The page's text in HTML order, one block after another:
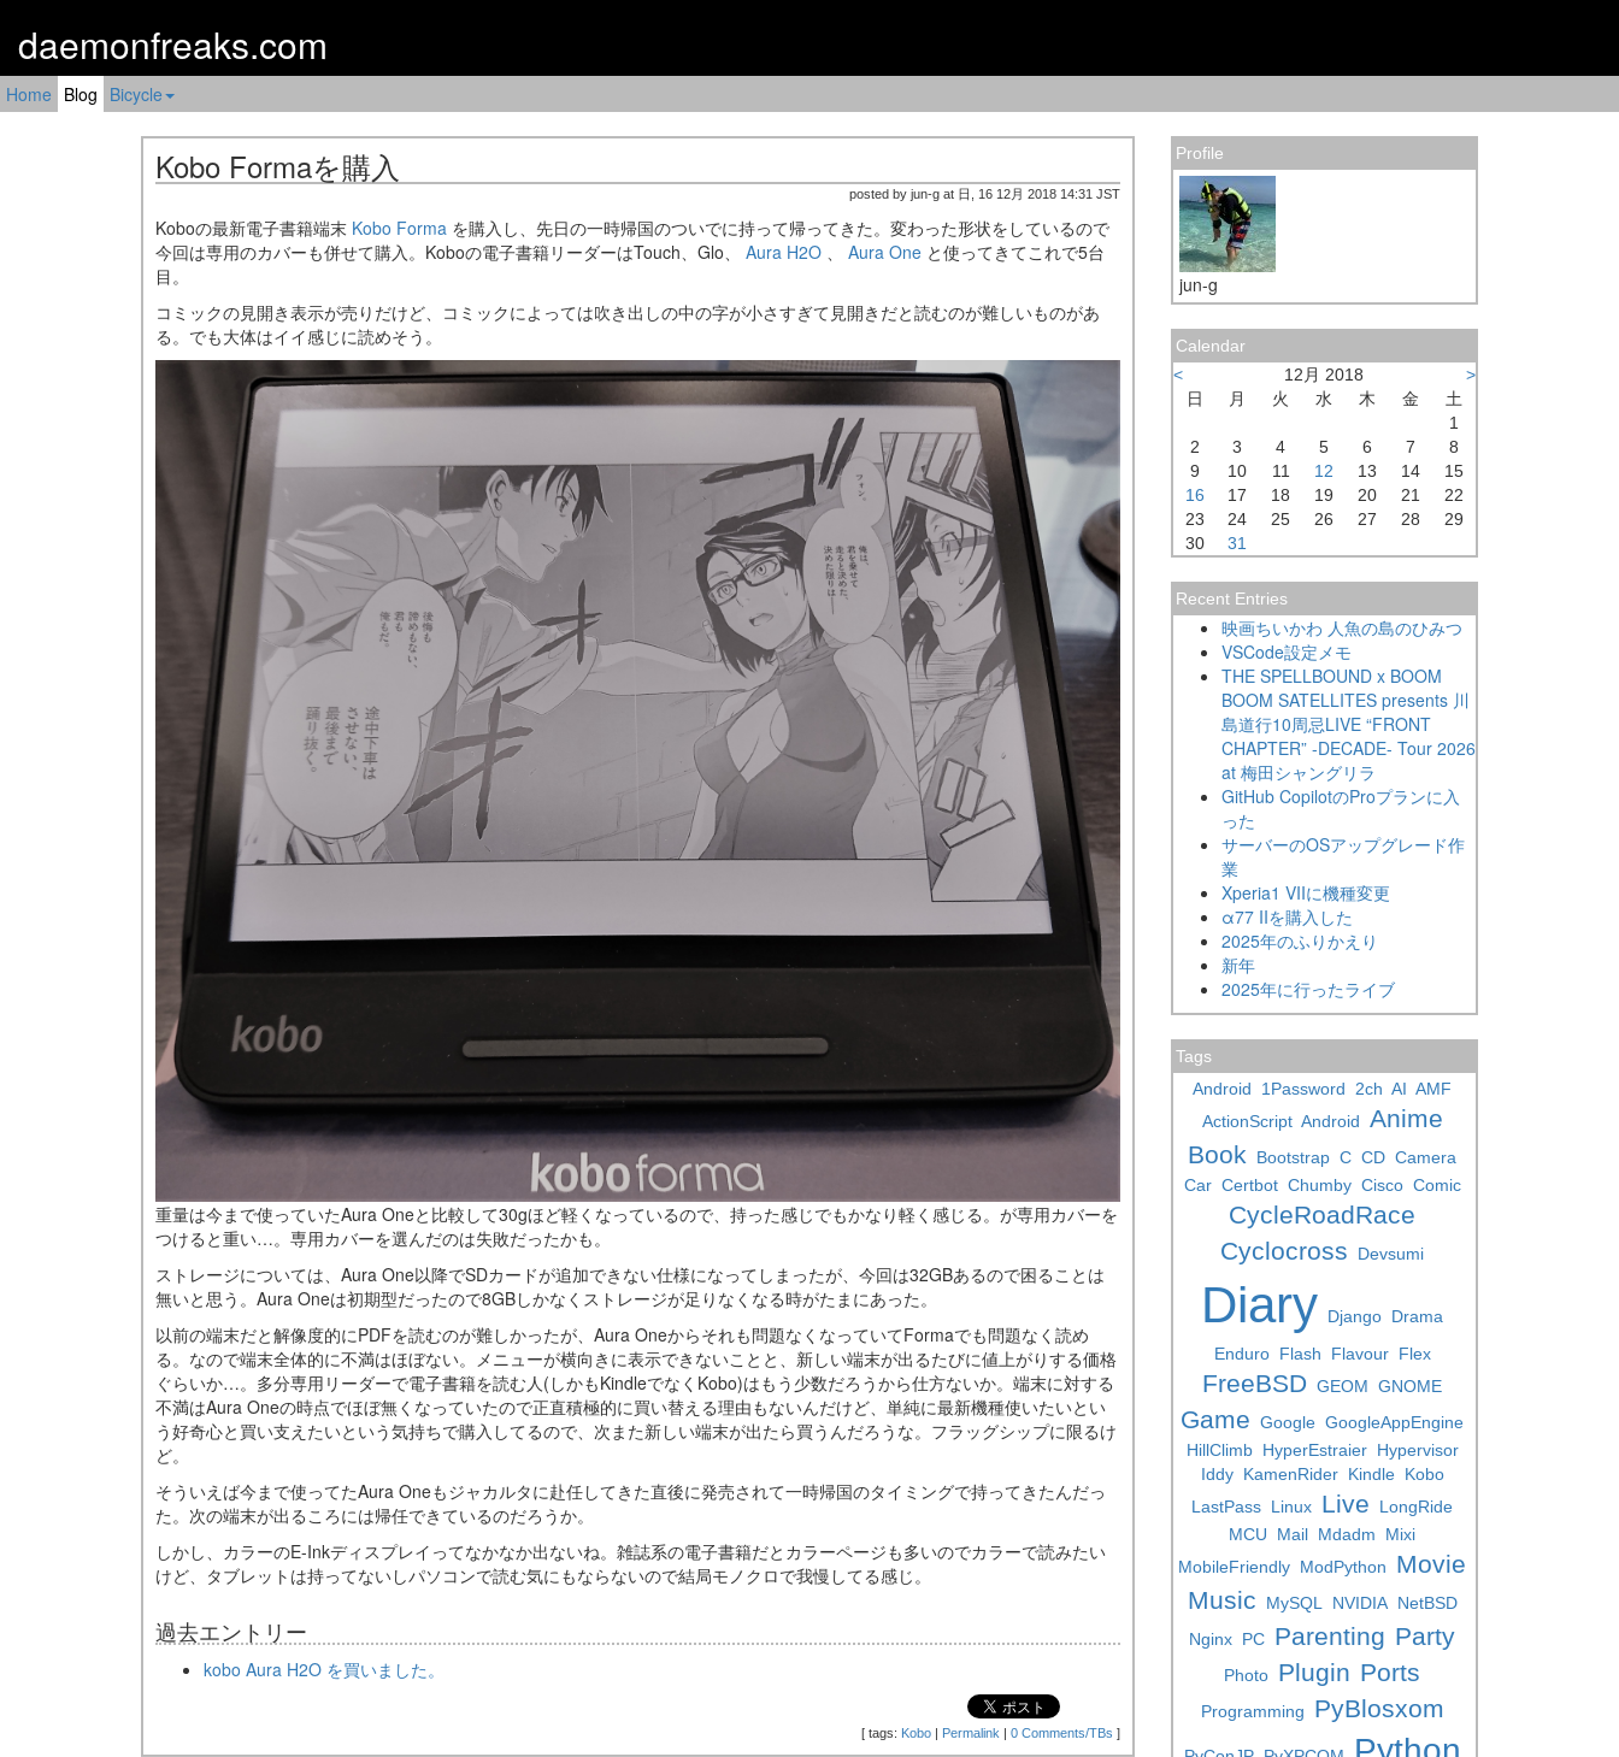
daemonfreaks.com
Home Blog Bicycle
Kobo Formaを購入
posted by jun-g at 日, 16 12月 2018 14:31 JST
Koboの最新電子書籍端末 Kobo Forma を購入し、先日の一時帰国のついでに持って帰ってきた。変わった形状をしているので
今回は専用のカバーも併せて購入。Koboの電子書籍リーダーはTouch、Glo、 Aura H2O 、 Aura One と使ってきてこれで5台
目。
コミックの見開き表示が売りだけど、コミックによっては吹き出しの中の字が小さすぎて見開きだと読むのが難しいものがあ
る。でも大体はイイ感じに読めそう。
重量は今まで使っていたAura Oneと比較して30gほど軽くなっているので、持った感じでもかなり軽く感じる。が専用カバーを
つけると重い…。専用カバーを選んだのは失敗だったかも。
ストレージについては、Aura One以降でSDカードが追加できない仕様になってしまったが、今回は32GBあるので困ることは
無いと思う。Aura Oneは初期型だったので8GBしかなくストレージが足りなくなる時がたまにあった。
以前の端末だと解像度的にPDFを読むのが難しかったが、Aura Oneからそれも問題なくなっていてFormaでも問題なく読め
る。なので端末全体的に不満はほぼない。メニューが横向きに表示できないことと、新しい端末が出るたびに値上がりする価格
ぐらいか…。多分専用リーダーで電子書籍を読む人(しかもKindleでなくKobo)はもう少数だろうから仕方ないか。端末に対する
不満はAura Oneの時点でほぼ無くなっていたので正直積極的に買い替える理由もないんだけど、単純に最新機種使いたいとい
う好奇心と買い支えたいという気持ちで購入してるので、次また新しい端末が出たら買うんだろうな。フラッグシップに限るけ
ど。
そういえば今まで使ってたAura Oneもジャカルタに赴任してきた直後に発売されて一時帰国のタイミングで持ってきたんだっ
た。次の端末が出るころには帰任できているのだろうか。
しかし、カラーのE-Inkディスプレイってなかなか出ないね。雑誌系の電子書籍だとカラーページも多いのでカラーで読みたい
けど、タブレットは持ってないしパソコンで読む気にもならないので結局モノクロで我慢してる感じ。
過去エントリー
kobo Aura H2O を買いました。
[ tags: Kobo Permalink 0 Comments/TBs ]
Profile
jun-g
Calendar
<
12月 2018
>
日
月 火 水 木 金
土
1
2
3 4 5 6 7
8
9
10 11 12 13 14
15
16
17 18 19 20 21
22
23
24 25 26 27 28
29
30
31
Recent Entries
映画ちいかわ 人魚の島のひみつ
VSCode設定メモ
THE SPELLBOUND x BOOM
BOOM SATELLITES presents 川
島道行10周忌LIVE “FRONT
CHAPTER” -DECADE- Tour 2026
at 梅田シャングリラ
GitHub CopilotのProプランに入
った
サーバーのOSアップグレード作
業
Xperia1 VIIに機種変更
α77 IIを購入した
2025年のふりかえり
新年
2025年に行ったライブ
Tags
Android
1Password 2ch AI AMF
ActionScript Android Anime
Book
Bootstrap C CD Camera
Car Certbot Chumby Cisco Comic
CycleRoadRace
Cyclocross
Devsumi
Diary Django Drama
Enduro Flash Flavour Flex
FreeBSD GEOM GNOME
Game Google GoogleAppEngine
HillClimb HyperEstraier Hypervisor
Iddy KamenRider Kindle Kobo
LastPass Linux Live
LongRide
MCU
Mail Mdadm
Mixi
MobileFriendly ModPython
Movie
Music
MySQL NVIDIA NetBSD
Nginx PC Parenting Party
Photo Plugin Ports
Programming PyBlosxom